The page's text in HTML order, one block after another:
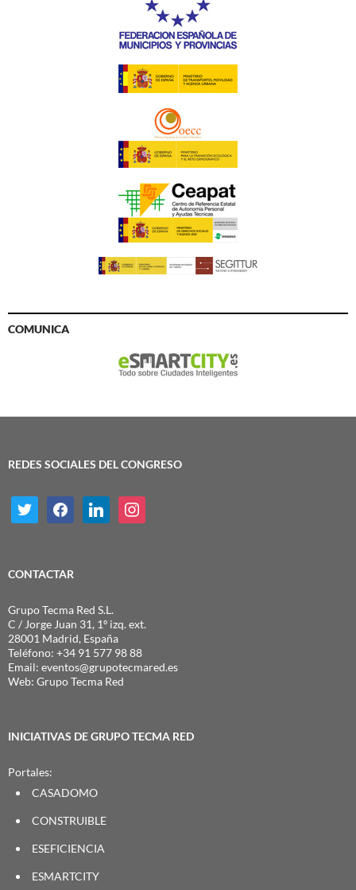
COMUNICA
REDES SOCIALES DEL CONGRESO
twitter facebooklinkedininstagram
CONTACTAR
Grupo Tecma Red S.L.
C / Jorge Juan 31, 1º izq. ext.
28001 Madrid, España
Teléfono: +34 91 577 98 88
Email: eventos@grupotecmared.es
Web: Grupo Tecma Red
INICIATIVAS DE GRUPO TECMA RED
Portales:
CASADOMO
CONSTRUIBLE
ESEFICIENCIA
ESMARTCITY